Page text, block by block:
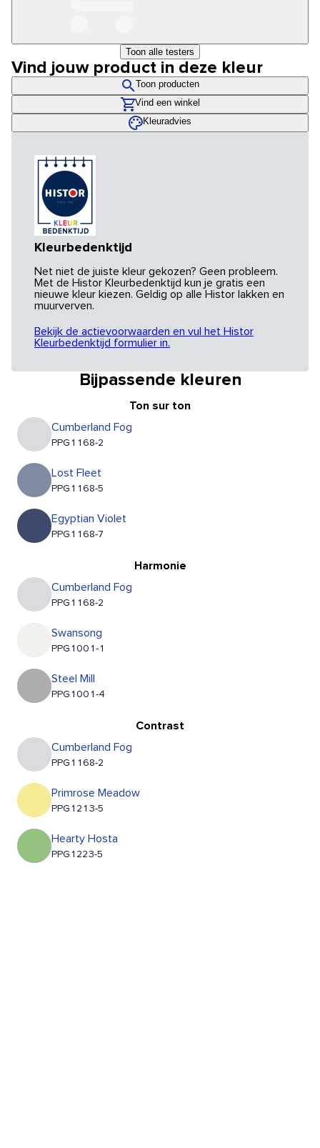
Toon alle testers
Vind jouw product in deze kleur
Toon producten
Vind een winkel
Kleuradvies
Kleurbedenktijd
Net niet de juiste kleur gekozen? Geen probleem.
Met de Histor Kleurbedenktijd kun je gratis een
nieuwe kleur kiezen. Geldig op alle Histor lakken en
muurverven.
Bekijk de actievoorwaarden en vul het Histor
Kleurbedenktijd formulier in.
Bijpassende kleuren
Ton sur ton
Cumberland Fog
PPG1168-2
Lost Fleet
PPG1168-5
Egyptian Violet
PPG1168-7
Harmonie
Cumberland Fog
PPG1168-2
Swansong
PPG1001-1
Steel Mill
PPG1001-4
Contrast
Cumberland Fog
PPG1168-2
Primrose Meadow
PPG1213-5
Hearty Hosta
PPG1223-5